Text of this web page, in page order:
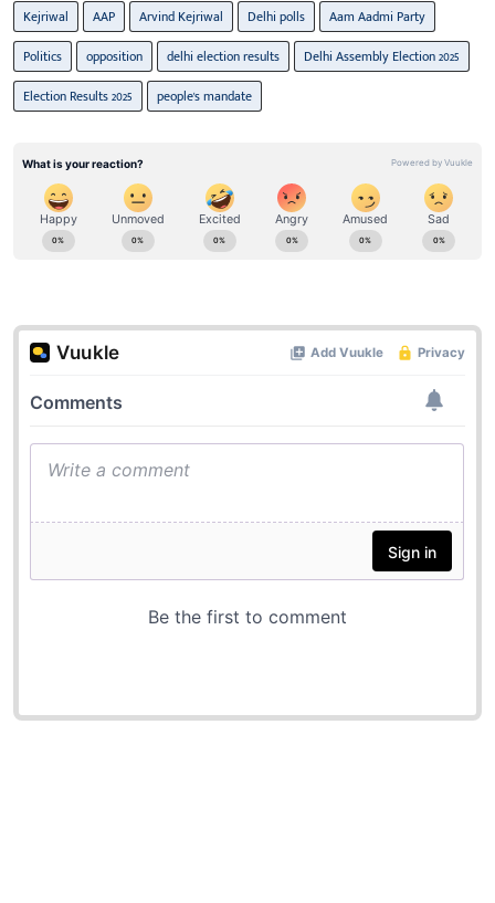
Kejriwal AAP Arvind Kejriwal Delhi polls
Aam Aadmi Party
Politics
opposition delhi election results
Delhi Assembly Election 2025
Election Results 2025
people's mandate